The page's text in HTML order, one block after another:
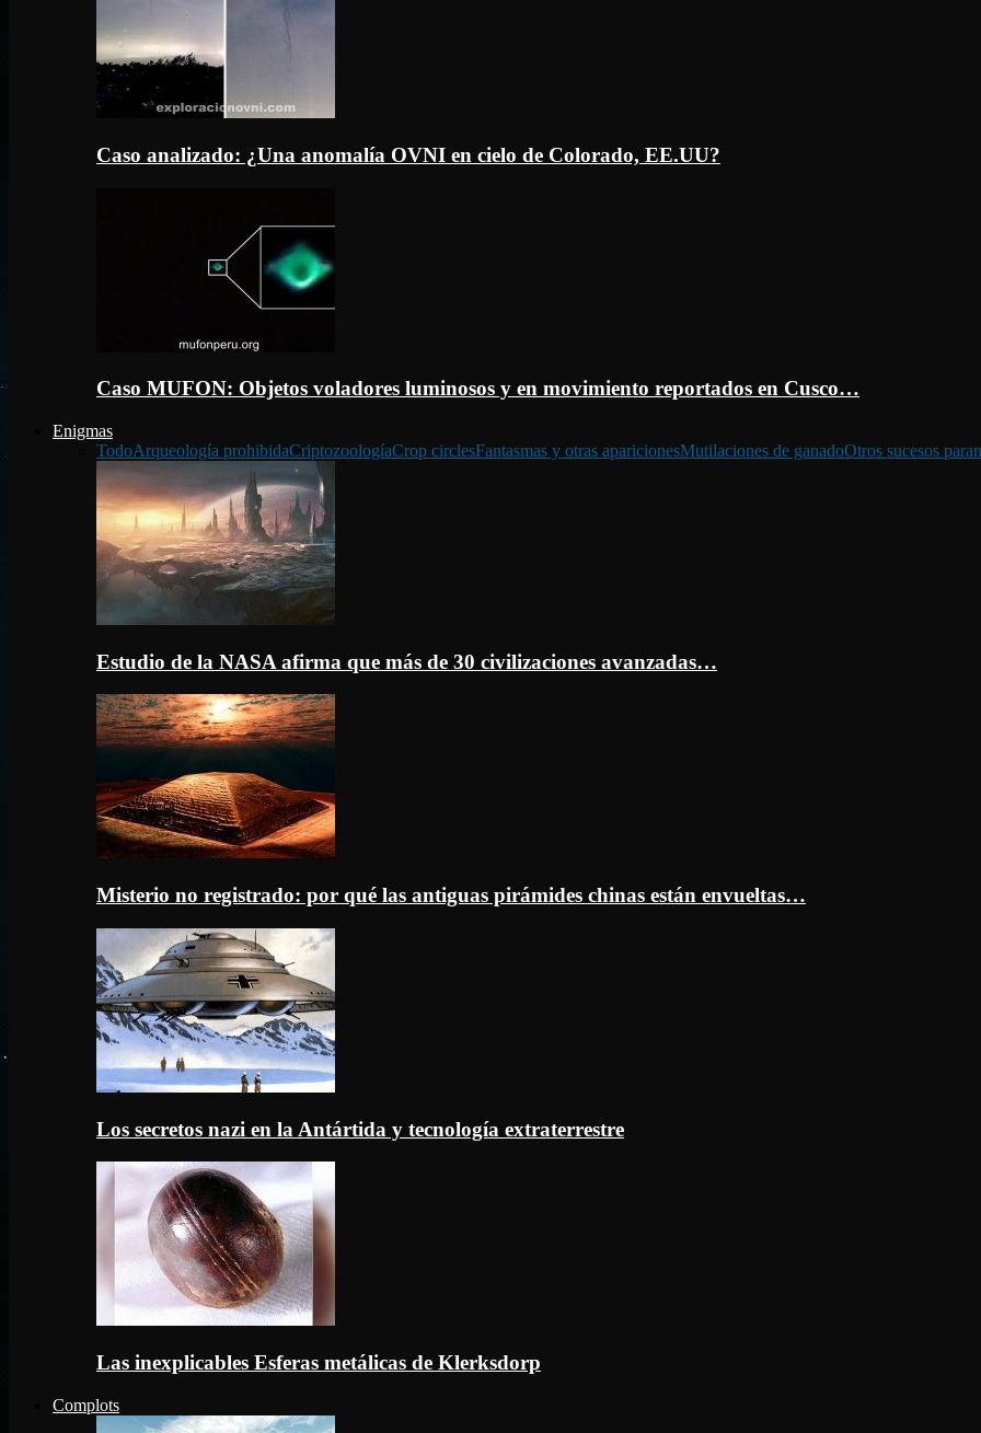
Caso analizado: ¿Una anomalía OVNI en cielo de Colorado, EE.UU?
Caso MUFON: Objetos voladores luminosos y en movimiento reportados en Cusco…
Enigmas
TodoArqueología prohibidaCriptozoologíaCrop circlesFantasmas y otras aparicionesMutilaciones de ganadoOtros sucesos
Estudio de la NASA afirma que más de 30 civilizaciones avanzadas…
Misterio no registrado: por qué las antiguas pirámides chinas están envueltas…
Los secretos nazi en la Antártida y tecnología extraterrestre
Las inexplicables Esferas metálicas de Klerksdorp
Complots